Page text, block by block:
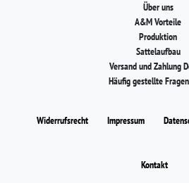
Über uns
A&M Vorteile
Produktion
Sattelaufbau
Versand und Zahlung
Häufig gestellte
Widerrufs­recht Impressum
Kontakt